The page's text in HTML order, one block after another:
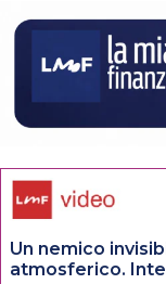
Un nemico
atmosferico.